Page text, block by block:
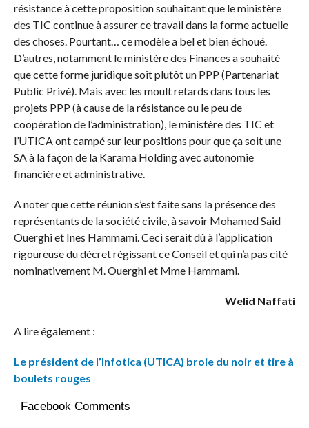
résistance à cette proposition souhaitant que le ministère
des TIC continue à assurer ce travail dans la forme actuelle
des choses. Pourtant… ce modèle a bel et bien échoué.
D’autres, notamment le ministère des Finances a souhaité
que cette forme juridique soit plutôt un PPP (Partenariat
Public Privé). Mais avec les moult retards dans tous les
projets PPP (à cause de la résistance ou le peu de
coopération de l’administration), le ministère des TIC et
l’UTICA ont campé sur leur positions pour que ça soit une
SA à la façon de la Karama Holding avec autonomie
financière et administrative.
A noter que cette réunion s’est faite sans la présence des
représentants de la société civile, à savoir Mohamed Said
Ouerghi et Ines Hammami. Ceci serait dû à l’application
rigoureuse du décret régissant ce Conseil et qui n’a pas cité
nominativement M. Ouerghi et Mme Hammami.
Welid Naffati
A lire également :
Le président de l’Infotica (UTICA) broie du noir et tire à
boulets rouges
Facebook Comments